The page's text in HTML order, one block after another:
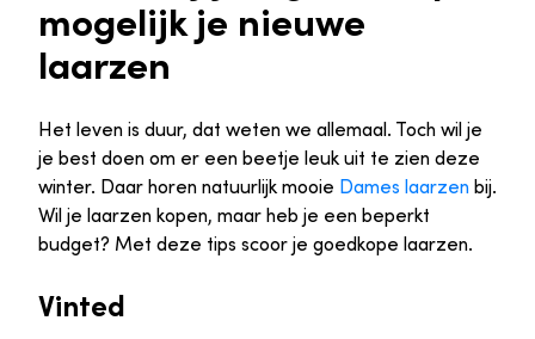
mogelijk je nieuwe
laarzen
Het leven is duur, dat weten we allemaal. Toch wil je
je best doen om er een beetje leuk uit te zien deze
winter. Daar horen natuurlijk mooie Dames laarzen bij.
Wil je laarzen kopen, maar heb je een beperkt
budget? Met deze tips scoor je goedkope laarzen.
Vinted